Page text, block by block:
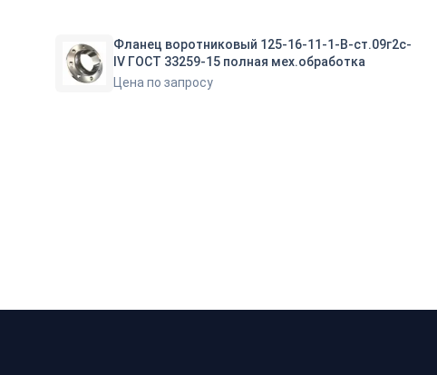
Фланец воротниковый 125-16-11-1-B-ст.09г2с-
IV ГОСТ 33259-15 полная мех.обработка
Цена по запросу